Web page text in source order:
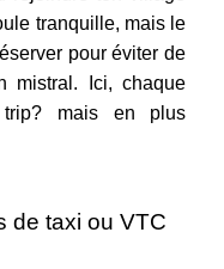
tranquille, mais le
pour éviter de
mistral. Ici, chaque
mais en plus
de taxi ou VTC